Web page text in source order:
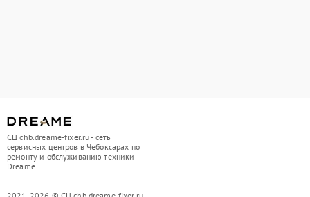
СЦ chb.dreame-fixer.ru - сеть
сервисных центров в Чебоксарах по
ремонту и обслуживанию техники
Dreame